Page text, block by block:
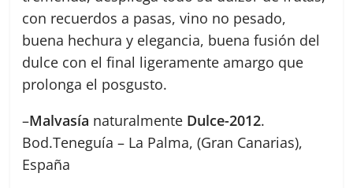
con recuerdos a pasas, vino no pesado,
buena hechura y elegancia, buena fusión del
dulce con el final ligeramente amargo que
prolonga el posgusto.
–Malvasía naturalmente Dulce-2012.
Bod.Teneguía – La Palma, (Gran Canarias),
España